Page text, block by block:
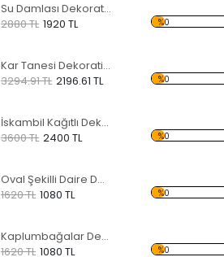
Su Damlası Dekoratif Kırılmaz Ayna
2880 TL 1920 TL %0
Kar Tanesi Dekoratif Kırılmaz Ayna
3294.91 TL 2196.61 TL %0
İskambil Kağıtlı Dekoratif Kırılmaz Ayna
3600 TL 2400 TL %0
Oval Şekilli Daire Dekoratif Kırılmaz Ayna
1620 TL 1080 TL %0
Kaplumbağalar Dekoratif Kırılmaz Ayna
1620 TL 1080 TL %0